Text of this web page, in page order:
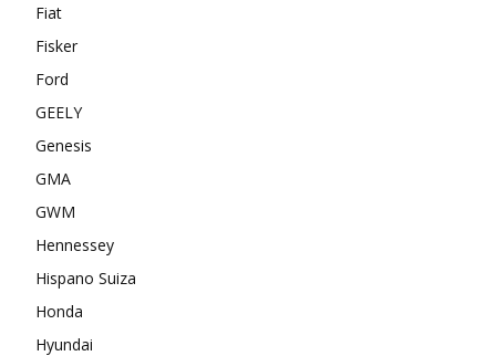
Fiat
Fisker
Ford
GEELY
Genesis
GMA
GWM
Hennessey
Hispano Suiza
Honda
Hyundai